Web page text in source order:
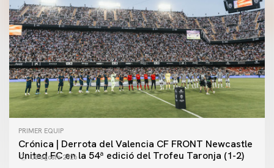
PRIMER EQUIP
Crónica | Derrota del Valencia CF FRONT Newcastle
United FC en la 54ª edició del Trofeu Taronja (1-2)
08 agosto 2026